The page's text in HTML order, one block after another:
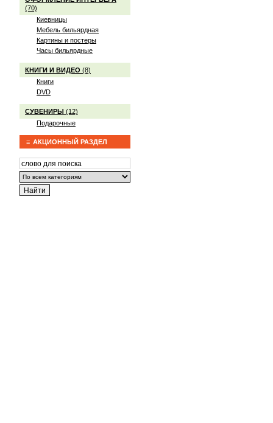
(70)
Киевницы
Мебель бильярдная
Картины и постеры
Часы бильярдные
КНИГИ И ВИДЕО (8)
Книги
DVD
СУВЕНИРЫ (12)
Подарочные
АКЦИОННЫЙ РАЗДЕЛ